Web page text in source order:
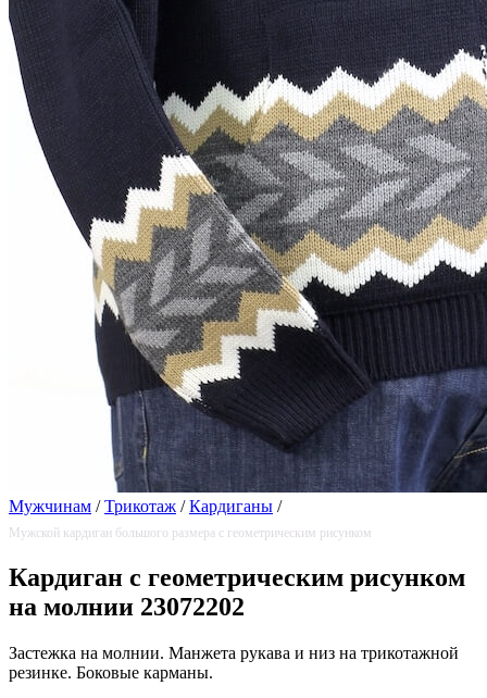
Мужчинам / Трикотаж / Кардиганы /
Мужской кардиган большого размера с геометрическим рисунком
Кардиган с геометрическим рисунком
на молнии 23072202
Застежка на молнии. Манжета рукава и низ на трикотажной
резинке. Боковые карманы.